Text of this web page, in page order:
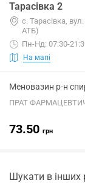
Тарасівка 2
с. Тарасівка,
АТБ)
Пн-Нд: 07:30-
На мапі
Меновазин р-н
ПРАТ
73.50 грн
Шукати в інших